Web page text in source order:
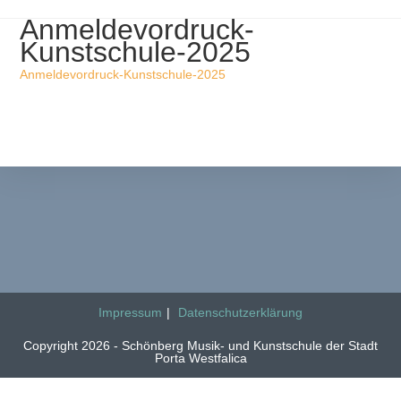
Anmeldevordruck-
Kunstschule-2025
Anmeldevordruck-Kunstschule-2025
Impressum Datenschutzerklärung
Copyright 2026 - Schönberg Musik- und Kunstschule der Stadt
Porta Westfalica